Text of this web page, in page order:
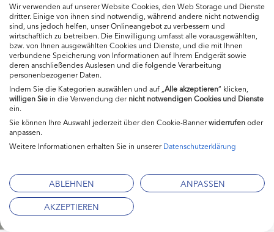
zurück
Unsere Sponsoren
Wir verwenden auf unserer Website Cookies, den Web Storage und Dienste
dritter. Einige von ihnen sind notwendig, während andere nicht notwendig
sind, uns jedoch helfen, unser Onlineangebot zu verbessern und
wirtschaftlich zu betreiben. Die Einwilligung umfasst alle vorausgewählten,
bzw. von Ihnen ausgewählten Cookies und Dienste, und die mit Ihnen
verbundene Speicherung von Informationen auf Ihrem Endgerät sowie
deren anschließendes Auslesen und die folgende Verarbeitung
personenbezogener Daten.
Indem Sie die Kategorien auswählen und auf „ Alle akzeptieren“ klicken,
willigenSie in die Verwendung dernicht notwendigen Cookies und Dienste
ein.
Sie können Ihre Auswahl jederzeit über den Cookie-Bannerwiderrufenoder
anpassen.
Weitere Informationen erhalten Sie in unsererDatenschutzerklärung
ABLEHNEN
ANPASSEN
AKZEPTIEREN